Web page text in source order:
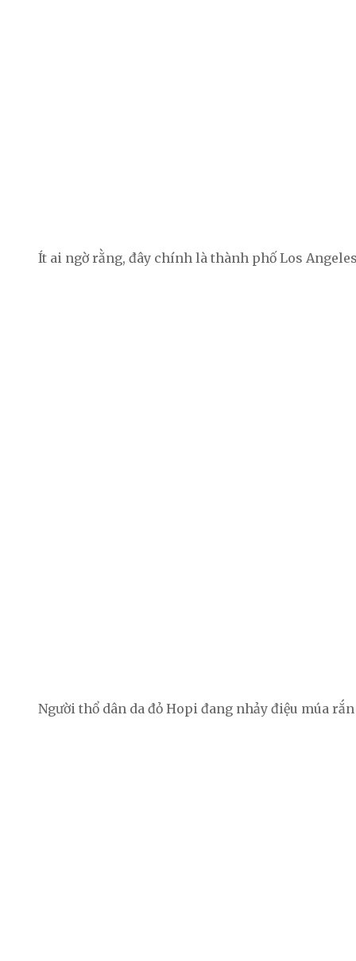
Ít ai ngờ rằng, đây chính là thành phố Los
Người thổ dân da đỏ Hopi đang nhảy điệu múa